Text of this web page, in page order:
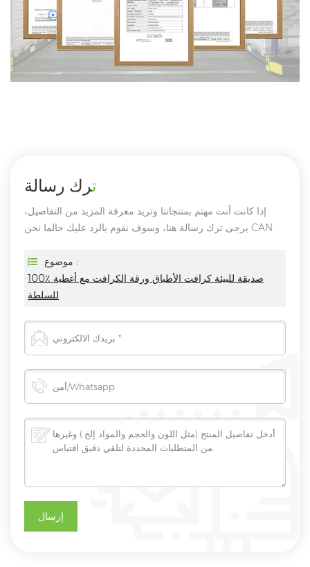
ترك رسالة
إذا كانت أنت مهتم بمنتجاتنا وتريد معرفة المزيد من التفاصيل،
يرجى ترك رسالة هنا، وسوف نقوم بالرد عليك حالما نحن CAN.
موضوع :
100٪ صديقة للبيئة كرافت الأطباق ورقة الكرافت مع أغطية
للسلطة